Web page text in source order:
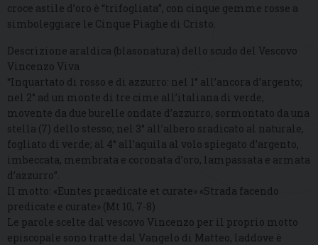
croce astile d’oro è “trifogliata”, con cinque gemme rosse a
simboleggiare le Cinque Piaghe di Cristo.
Descrizione araldica (blasonatura) dello scudo del Vescovo
Vincenzo Viva
“Inquartato di rosso e di azzurro: nel 1° all’ancora d’argento;
nel 2° ad un monte di tre cime all’italiana di verde,
movente da due burelle ondate d’azzurro, sormontato da una
stella (7) dello stesso; nel 3° all’albero sradicato al naturale,
fogliato di verde; al 4° all’aquila al volo spiegato d’argento,
imbeccata, membrata e coronata d’oro, lampassata e armata
d’azzurro”.
Il motto: «Euntes praedicate et curate» «Strada facendo
predicate e curate» (Mt 10, 7-8)
Le parole scelte dal vescovo Vincenzo per il proprio motto
episcopale sono tratte dal Vangelo di Matteo, laddove è